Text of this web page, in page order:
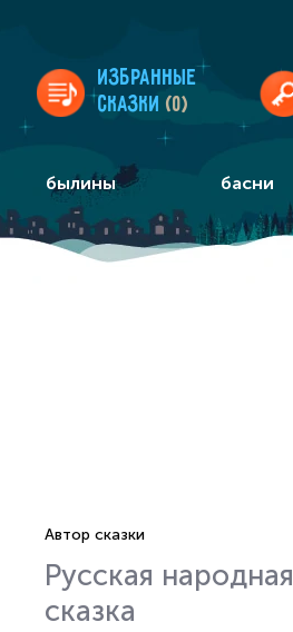
Избранные
сказки (0)
былины басни
Автор сказки
Русская народная
сказка